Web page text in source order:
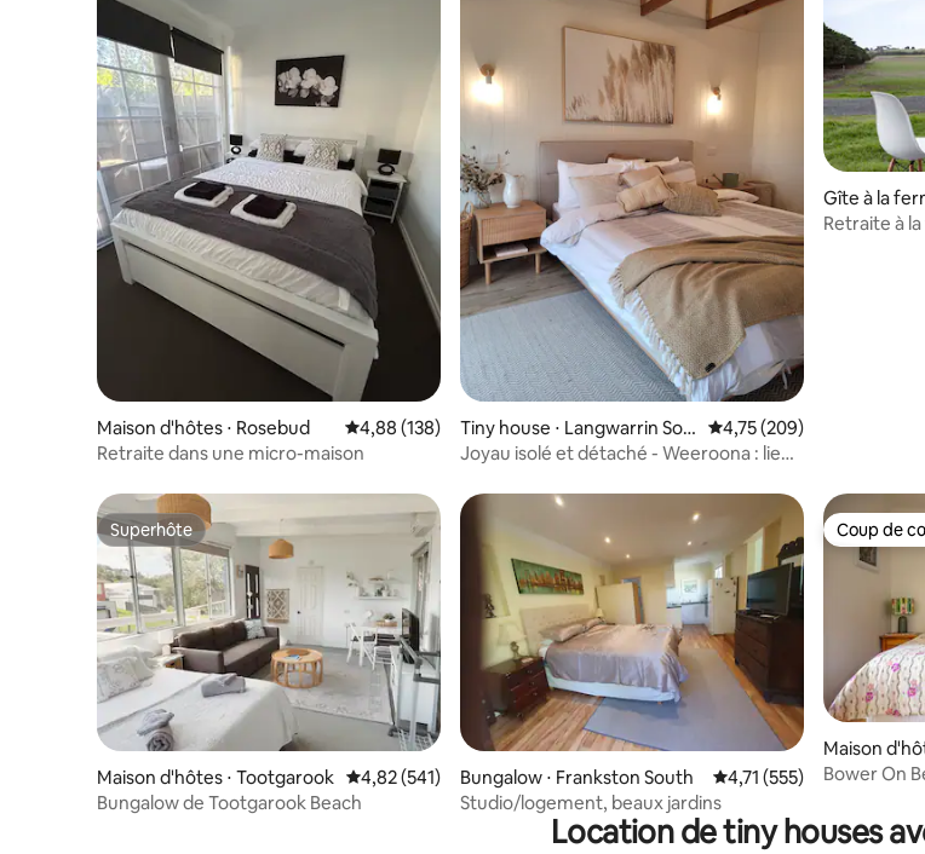
Maison d'hôtes ⋅ Rosebud Évaluation moyenne sur la base de 138 commentaires : 4,88 sur 5
4,88 (138)
Retraite dans une micro-maison
Tiny house ⋅ Langwarrin Sou
th
Évaluation moyenne sur
4,75 (209)
Joyau isolé et détaché - Weeroona : lieu
Gîte à la
Retraite à
Superhôte
Superhôte
Maison d'hôtes ⋅ Tootgarook Évaluation moyenne sur la base de 541 commentaires : 4,82 sur 5
4,82 (541)
Bungalow de Tootgarook Beach
Bungalow ⋅ Frankston South Évaluation moyenne sur
4,71 (555)
Studio/logement, beaux jardins
Coup de
Coup de
Maison
Bower On
Location de tiny houses